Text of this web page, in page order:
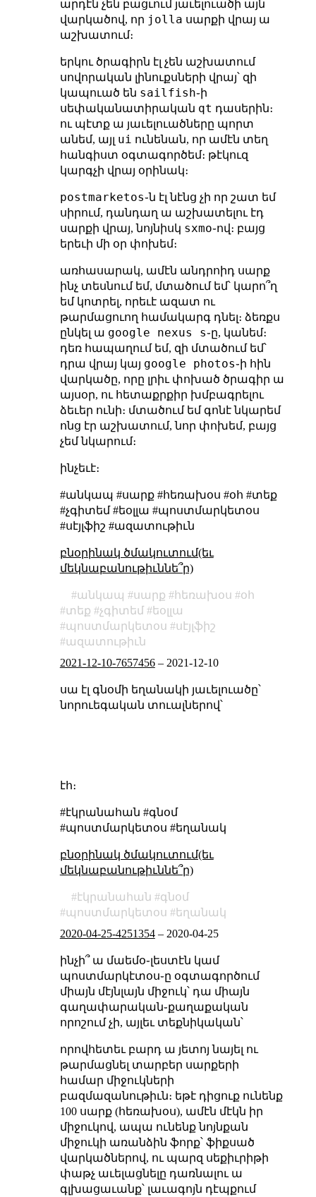
արդէն չեն բացւում յաւելուածի այն
վարկածով, որ jolla սարքի վրայ ա
աշխատում։
երկու ծրագիրն էլ չեն աշխատում
սովորական լինուքսների վրայ՝ զի
կապուած են sailfish֊ի
սեփականատիրական qt դասերին։
ու պէտք ա յաւելուածները պորտ
անեմ, այլ ui ունենան, որ ամէն տեղ
հանգիստ օգտագործեմ։ թէկուզ
կարգչի վրայ օրինակ։
postmarketos֊ն էլ նէնց չի որ շատ եմ
սիրում, դանդաղ ա աշխատելու էդ
սարքի վրայ, նոյնիսկ sxmo֊ով։ բայց
երեւի մի օր փոխեմ։
առհասարակ, ամէն անդրոիդ սարք
ինչ տեսնում եմ, մտածում եմ՝ կարո՞ղ
եմ կոտրել, որեւէ ազատ ու
թարմացուող համակարգ դնել։ ձեռքս
ընկել ա google nexus s֊ը, կանեմ։
դեռ հապաղում եմ, զի մտածում եմ՝
դրա վրայ կայ google photos֊ի հին
վարկածը, որը լրիւ փոխած ծրագիր ա
այսօր, ու հետաքրքիր խմբագրելու
ձեւեր ունի։ մտածում եմ գոնէ նկարեմ
ոնց էր աշխատում, նոր փոխեմ, բայց
չեմ նկարում։
ինչեւէ։
#անկապ #սարք #հեռախօս #օհ #տեք
#չգիտեմ #եօլլա #պոստմարկետօս
#սէյլֆիշ #ազատութիւն
բնօրինակ ծմակուտում(եւ
մեկնաբանութիւննե՞ր)
անկապ սարք հեռախօս
օհ
տեք
չգիտեմ
եօլլա
պոստմարկետօս
սէյլֆիշ
ազատութիւն
2021-12-10-7657456– 2021-12-10
սա էլ գնօմի եղանակի յաւելուածը՝
նորուեգական տուալներով՝
էհ։
#էկրանահան #գնօմ
#պոստմարկետօս #եղանակ
բնօրինակ ծմակուտում(եւ
մեկնաբանութիւննե՞ր)
էկրանահան
գնօմ
պոստմարկետօս
եղանակ
2020-04-25-4251354– 2020-04-25
ինչի՞ ա մաեմօ֊լեստէն կամ
պոստմարկէտօս֊ը օգտագործում
միայն մէյնլայն միջուկ՝ դա միայն
գաղափարական֊քաղաքական
որոշում չի, այլեւ տեքնիկական՝
որովհետեւ բարդ ա յետոյ նայել ու
թարմացնել տարբեր սարքերի
համար միջուկների
բազմազանութիւն։ եթէ դիցուք ունենք
100 սարք (հեռախօս), ամէն մէկն իր
միջուկով, ապա ունենք նոյնքան
միջուկի առանձին ֆորք՝ ֆիքսած
վարկածներով, ու պարզ սեքիւրիթի
փաթչ աւելացնելը դառնալու ա
գլխացաւանք՝ լաւագոյն դէպքում